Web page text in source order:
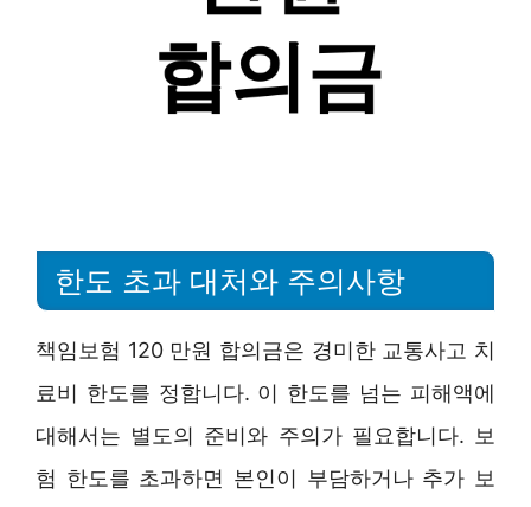
한도 초과 대처와 주의사항
책임보험 120 만원 합의금은 경미한 교통사고 치
료비 한도를 정합니다. 이 한도를 넘는 피해액에
대해서는 별도의 준비와 주의가 필요합니다. 보
험 한도를 초과하면 본인이 부담하거나 추가 보